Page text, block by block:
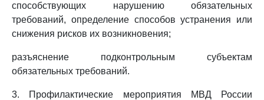
способствующих нарушению обязательных
требований, определение способов устранения или
снижения рисков их возникновения;
разъяснение подконтрольным субъектам
обязательных требований.
3. Профилактические мероприятия МВД России